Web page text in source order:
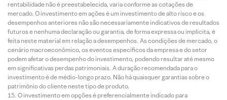
rentabilidade não é preestabelecida, varia conforme as cotações de
mercado. O investimento em ações é um investimento de alto risco e os
desempenhos anteriores não são necessariamente indicativos de resultados
futuros e nenhuma declaração ou garantia, de forma expressa ou implícita, é
feita neste material em relação a desempenhos. As condições de mercado, o
cenário macroeconômico, os eventos específicos da empresa e do setor
podem afetar o desempenho do investimento, podendo resultar até mesmo
em significativas perdas patrimoniais. A duração recomendada para o
investimento é de médio-longo prazo. Não há quaisquer garantias sobre o
patrimônio do cliente neste tipo de produto.
O investimento em opções é preferencialmente indicado para